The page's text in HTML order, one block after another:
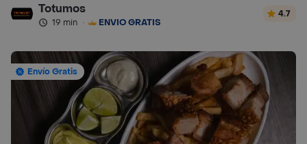
Totumos
19 min · ENVÍO GRATIS
4.7
Envío Gratis